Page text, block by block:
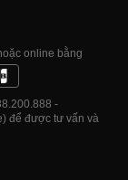
online bằng
-
để được tư vấn và